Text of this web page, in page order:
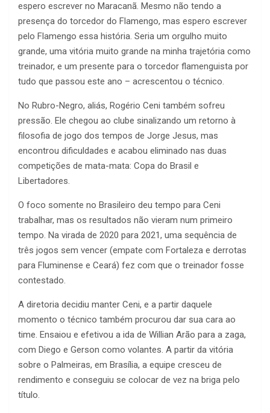
espero escrever no Maracanã. Mesmo não tendo a
presença do torcedor do Flamengo, mas espero escrever
pelo Flamengo essa história. Seria um orgulho muito
grande, uma vitória muito grande na minha trajetória como
treinador, e um presente para o torcedor flamenguista por
tudo que passou este ano – acrescentou o técnico.
No Rubro-Negro, aliás, Rogério Ceni também sofreu
pressão. Ele chegou ao clube sinalizando um retorno à
filosofia de jogo dos tempos de Jorge Jesus, mas
encontrou dificuldades e acabou eliminado nas duas
competições de mata-mata: Copa do Brasil e
Libertadores.
O foco somente no Brasileiro deu tempo para Ceni
trabalhar, mas os resultados não vieram num primeiro
tempo. Na virada de 2020 para 2021, uma sequência de
três jogos sem vencer (empate com Fortaleza e derrotas
para Fluminense e Ceará) fez com que o treinador fosse
contestado.
A diretoria decidiu manter Ceni, e a partir daquele
momento o técnico também procurou dar sua cara ao
time. Ensaiou e efetivou a ida de Willian Arão para a zaga,
com Diego e Gerson como volantes. A partir da vitória
sobre o Palmeiras, em Brasília, a equipe cresceu de
rendimento e conseguiu se colocar de vez na briga pelo
título.